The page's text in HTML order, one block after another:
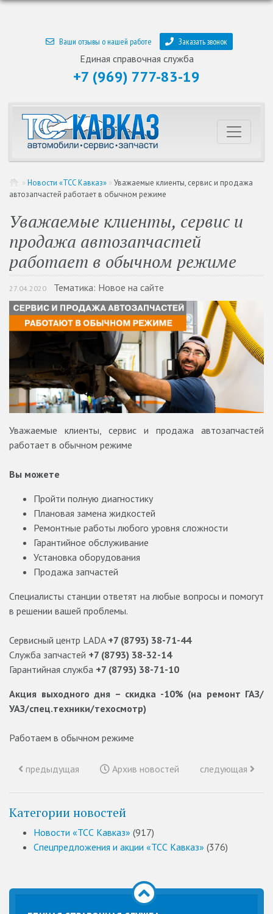
Ваши отзывы о нашей работе Заказать звонок
Единая справочная служба
+7 (969) 777-83-19
» Новости «ТСС Кавказ» » Уважаемые клиенты, сервис и продажа
автозапчастей работает в обычном режиме
Уважаемые клиенты, сервис и
продажа автозапчастей
работает в обычном режиме
27.04.2020 Тематика: Новое на сайте
Уважаемые клиенты, сервис и продажа автозапчастей
работает в обычном режиме
Вы можете
Пройти полную диагностику
Плановая замена жидкостей
Ремонтные работы любого уровня сложности
Гарантийное обслуживание
Установка оборудования
Продажа запчастей
Специалисты станции ответят на любые вопросы и помогут
в решении вашей проблемы.
Сервисный центр LADA +7 (8793) 38-71-44
Служба запчастей +7 (8793) 38-32-14⠀
Гарантийная служба +7 (8793) 38-71-10⠀
Акция выходного дня – скидка -10% (на ремонт ГАЗ/
УАЗ/спец.техники/техосмотр)
Работаем в обычном режиме
предыдущая Архив новостей следующая
Категории новостей
Новости «ТСС Кавказ» (917)
Спецпредложения и акции «ТСС Кавказ» (376)